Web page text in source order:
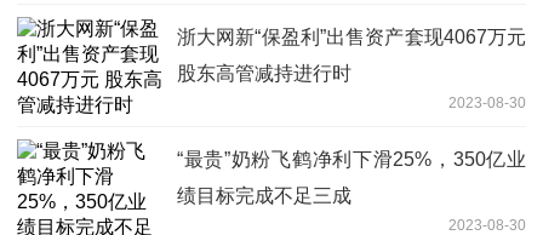
浙大网新“保盈利”出售资产套现4067万元
股东高管减持进行时
2023-08-30
“最贵”奶粉飞鹤净利下滑25%，350亿业
绩目标完成不足三成
2023-08-30